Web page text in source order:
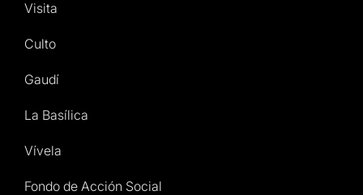
Visita
Culto
Gaudí
La Basílica
Vívela
Fondo de Acción Social